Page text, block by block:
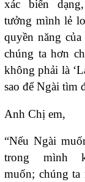
xác biến
tưởng mình lẻ
quyền năng
chúng ta hơn
không phải là
sao để Ngài tìm
Anh Chị em,
“Nếu Ngài
trong mình
muốn; chúng ta